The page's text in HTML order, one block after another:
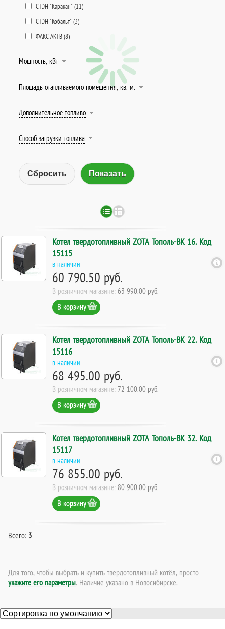
СТЭН "Каракан" (11)
СТЭН "Кобальт" (3)
ФАКС АКТВ (8)
Мощность, кВт
Площадь отапливаемого помещения, кв. м.
Дополнительное топливо
Способ загрузки топлива
Сбросить
Котел твердотопливный ZOTA Тополь-ВК 16. Код
15115
в наличии
60 790.50 руб.
В розничном магазине: 63 990.00 руб.
В корзину
Котел твердотопливный ZOTA Тополь-ВК 22. Код
15116
в наличии
68 495.00 руб.
В розничном магазине: 72 100.00 руб.
В корзину
Котел твердотопливный ZOTA Тополь-ВК 32. Код
15117
в наличии
76 855.00 руб.
В розничном магазине: 80 900.00 руб.
В корзину
Всего: 3
Для того, чтобы выбрать и купить твердотопливный котёл, просто
укажите его параметры. Наличие указано в Новосибирске.